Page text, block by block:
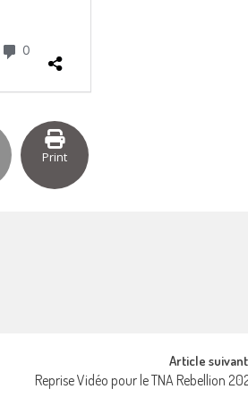
Print
Article suivant
Reprise Vidéo pour le TNA Rebellion